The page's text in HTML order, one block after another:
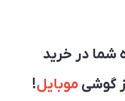
شما در خرید
گوشی موبایل!